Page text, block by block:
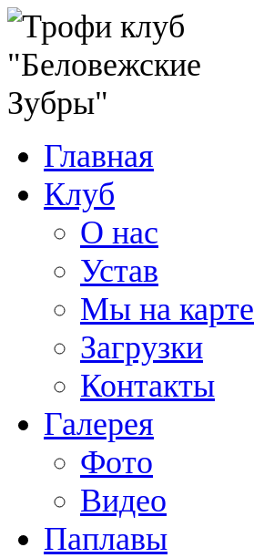
Главная
Клуб
О нас
Устав
Мы на карте
Загрузки
Контакты
Галерея
Фото
Видео
Паплавы